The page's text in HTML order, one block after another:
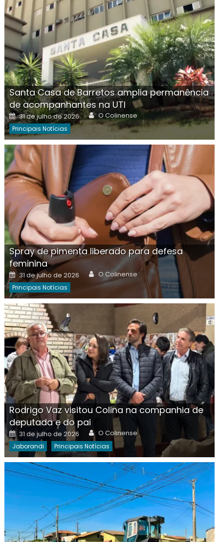
Santa Casa de Barretos amplia permanência
de acompanhantes na UTI
Posted
on
31 de julho de 2026 Author
O Colinense
Principais Notícias
Spray de pimenta liberado para defesa
feminina
Posted
on
31 de julho de 2026 Author
O Colinense
Principais Notícias
Rodrigo Vaz visitou Colina na companhia de
deputada e do pai
Posted
on
31 de julho de 2026 Author
O Colinense
Jaborandi Principais Notícias